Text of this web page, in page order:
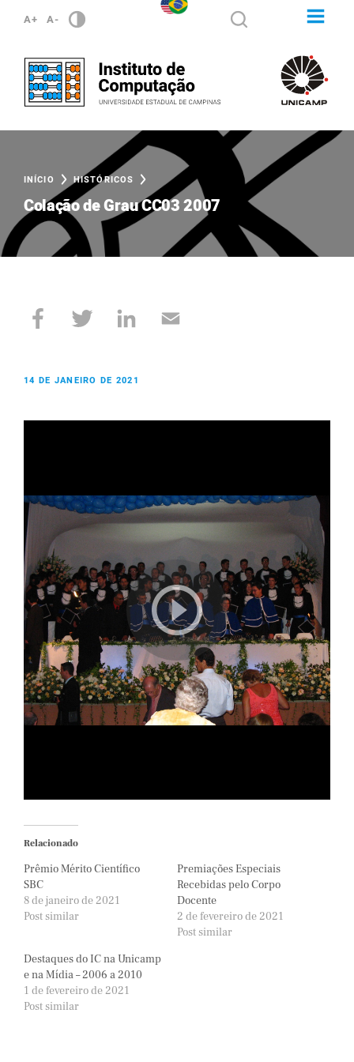
A+ A-
INÍCIO HISTÓRICOS
Colação de Grau CC03 2007
14 DE JANEIRO DE 2021
Relacionado
Prêmio Mérito Científico
SBC
8 de janeiro de 2021
Post similar
Premiações Especiais
Recebidas pelo Corpo
Docente
2 de fevereiro de 2021
Post similar
Destaques do IC na Unicamp
e na Mídia – 2006 a 2010
1 de fevereiro de 2021
Post similar